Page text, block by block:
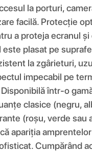
la porturi,
facilă. Protecție
a proteja ecranul și
plasat pe
la zgârieturi,
impecabil pe
într-o
clasice (negru,
(roșu, verde sau
apariția
Cumpărând